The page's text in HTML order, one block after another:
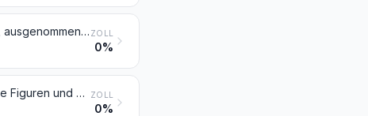
Vakuum-Isolierflaschen und andere Vakuum-Isolierbehälter; Teile davon, ausgenommen Glaskolben ZOLL
0%
Schneiderpuppen, Schaufensterpuppen und ähnliche Waren; bewegliche Figuren und Ausstellungsstücke für Schaufenster ZOLL
0%